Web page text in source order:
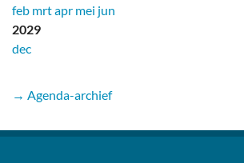
feb mrtapr mei jun
2029
dec
→ Agenda-archief